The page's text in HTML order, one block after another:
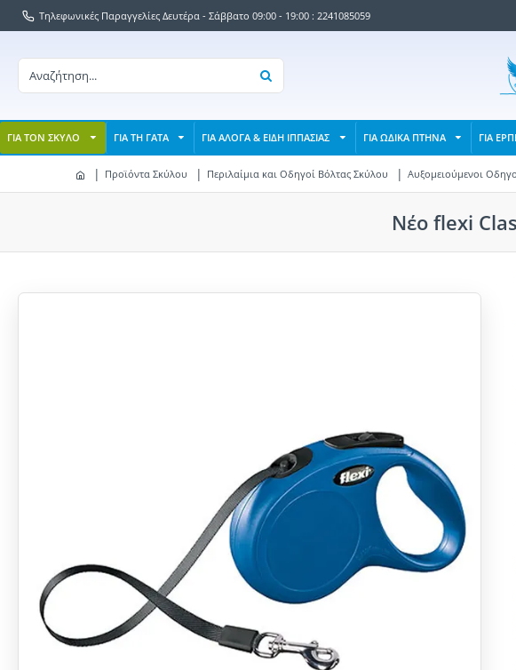
Τηλεφωνικές Παραγγελίες Δευτέρα - Σάββατο 09:00 - 19:00 : 2241085059
ΓΙΑ ΤΟΝ ΣΚΥΛΟ ΓΙΑ ΤΗ ΓΑΤΑ ΓΙΑ ΑΛΟΓΑ & ΕΙΔΗ ΙΠΠΑΣΙΑΣ ΓΙΑ ΩΔΙΚΑ ΠΤΗΝΑ ΓΙΑ
Προϊόντα Σκύλου Περιλαίμια και Οδηγοί Βόλτας Σκύλου Αυξομειούμενοι
Νέο flexi